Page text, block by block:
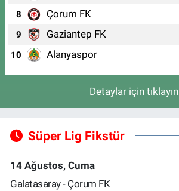
8 Çorum FK
9 Gaziantep FK
10 Alanyaspor
Detaylar için tıklayın
Süper Lig Fikstür
14 Ağustos, Cuma
Galatasaray - Çorum FK